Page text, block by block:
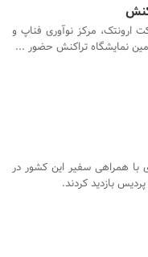
ارونتک، مرکز نوآوری فناپ و
نمایشگاه تراکنش حضور ...
با همراهی سفیر این کشور در
بازدید کردند.